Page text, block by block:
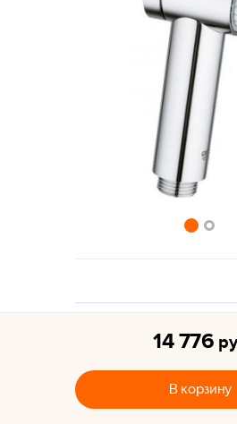
14 776
В корзину